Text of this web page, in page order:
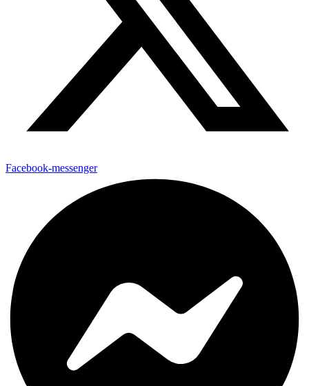
Facebook-messenger